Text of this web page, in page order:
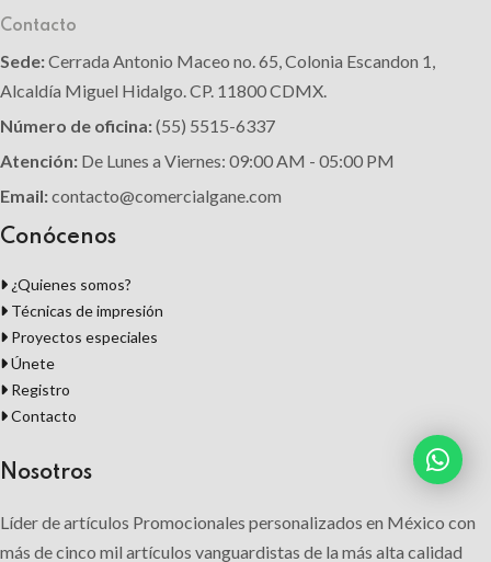
Contacto
Sede:Cerrada Antonio Maceo no. 65, Colonia Escandon 1,
Alcaldía Miguel Hidalgo. CP. 11800 CDMX.
Número de oficina:(55) 5515-6337
Atención: De Lunes a Viernes: 09:00 AM - 05:00 PM
Email:contacto@comercialgane.com
Conócenos
¿Quienes somos?
Técnicas de impresión
Proyectos especiales
Únete
Registro
Contacto
Nosotros
Líder de artículos Promocionales personalizados en México con
más de cinco mil artículos vanguardistas de la más alta calidad